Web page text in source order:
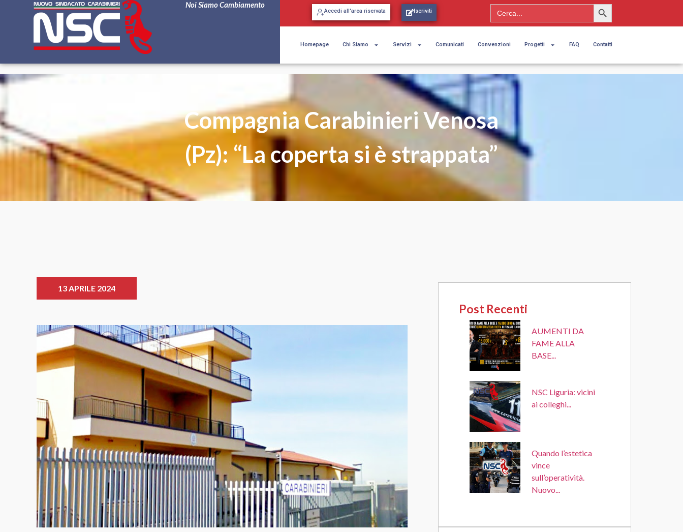
Noi Siamo Cambiamento
Accedi all'area riservata Iscriviti Search
for:
Search Button
Homepage Chi Siamo Servizi Comunicati Convenzioni Progetti FAQ Contatti
Compagnia Carabinieri Venosa
(Pz): “La coperta si è strappata”
13 APRILE 2024
Post Recenti
AUMENTI DA
FAME ALLA
BASE...
NSC Liguria: vicini
ai colleghi...
Quando l’estetica
vince
sull’operatività.
Nuovo...